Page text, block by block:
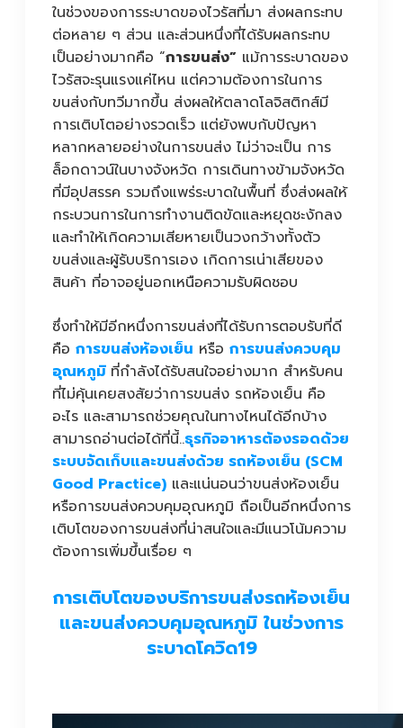
ในช่วงของการระบาดของไวรัสที่มา ส่งผลกระทบ
ต่อหลาย ๆ ส่วน และส่วนหนึ่งที่ได้รับผลกระทบ
เป็นอย่างมากคือ “การขนส่ง” แม้การระบาดของ
ไวรัสจะรุนแรงแค่ไหน แต่ความต้องการในการ
ขนส่งกับทวีมากขึ้น ส่งผลให้ตลาดโลจิสติกส์มี
การเติบโตอย่างรวดเร็ว แต่ยังพบกับปัญหา
หลากหลายอย่างในการขนส่ง ไม่ว่าจะเป็น การ
ล็อกดาวน์ในบางจังหวัด การเดินทางข้ามจังหวัด
ที่มีอุปสรรค รวมถึงแพร่ระบาดในพื้นที่ ซึ่งส่งผลให้
กระบวนการในการทำงานติดขัดและหยุดชะงักลง
และทำให้เกิดความเสียหายเป็นวงกว้างทั้งตัว
ขนส่งและผู้รับบริการเอง เกิดการเน่าเสียของ
สินค้า ที่อาจอยู่นอกเหนือความรับผิดชอบ
ซึ่งทำให้มีอีกหนึ่งการขนส่งที่ได้รับการตอบรับที่ดี
คือ การขนส่งห้องเย็น หรือ การขนส่งควบคุม
อุณหภูมิ ที่กำลังได้รับสนใจอย่างมาก สำหรับคน
ที่ไม่คุ้นเคยสงสัยว่าการขนส่ง รถห้องเย็น คือ
อะไร และสามารถช่วยคุณในทางไหนได้อีกบ้าง
สามารถอ่านต่อได้ที่นี้..ธุรกิจอาหารต้องรอดด้วย
ระบบจัดเก็บและขนส่งด้วย รถห้องเย็น (SCM
Good Practice) และแน่นอนว่าขนส่งห้องเย็น
หรือการขนส่งควบคุมอุณหภูมิ ถือเป็นอีกหนึ่งการ
เติบโตของการขนส่งที่น่าสนใจและมีแนวโน้มความ
ต้องการเพิ่มขึ้นเรื่อย ๆ
การเติบโตของบริการขนส่งรถห้องเย็น
และขนส่งควบคุมอุณหภูมิ ในช่วงการ
ระบาดโควิด19